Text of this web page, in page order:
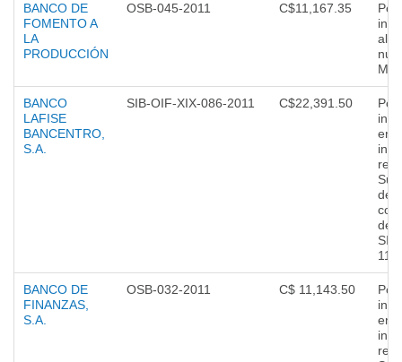
BANCO DE
FOMENTO A
LA
PRODUCCIÓN
OSB-045-2011 C$11,167.35
Por
al
BANCO
LAFISE
BANCENTRO,
S.A.
SIB-OIF-XIX-086-2011 C$22,391.50
Por
en
de
de
BANCO DE
FINANZAS,
S.A.
OSB-032-2011 C$ 11,143.50
Por
en